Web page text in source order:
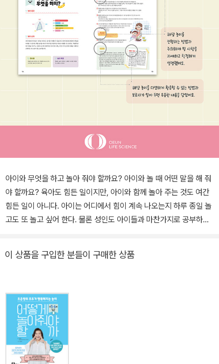
아이와 무엇을 하고 놀아 줘야 할까요? 아이와 놀 때 어떤 말을 해 줘
야 할까요? 육아도 힘든 일이지만, 아이와 함께 놀아 주는 것도 여간
힘든 일이 아니다. 아이는 어디에서 힘이 계속 나오는지 하루 종일 놀
고도 또 놀고 싶어 한다. 물론 성인도 아이들과 마찬가지로 공부하거
는 무슨 말을 해 줘야 하는지 잘 몰라 막막하기만 하다. 심지어 놀이가
비장하게 생각할 필요는 없다. 예컨대, 우리는 살아가면서 먹는 것이
중요하다는 사실을 잘 안다. 그래서 한 가지만 먹지 않고 골고루 먹어
건강을 유지하려고 한다. 놀이도 마찬가지다. 아이의 신체·인지·관계·
언어·정서 발달 영역에 맞춰 아이가 좋아하는 놀이를 함께하면 된다.
그런 의미에서 오은영 박사의 신간 『어떻게 놀아줘야 할까 1』은 놀이
이 상품을 구입한 분들이 구매한 상품